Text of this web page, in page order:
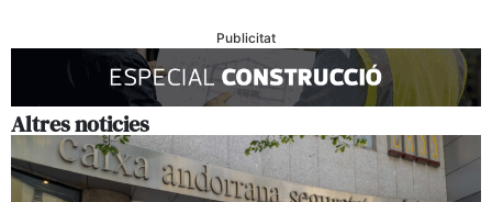
Publicitat
Altres noticies